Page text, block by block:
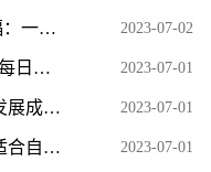
法布雷加斯退役，巴萨发文祝福：一位传奇告别，谢谢你️ 2023-07-02
热血街舞团陈伟霆_热血街舞团|每日头条 2023-07-01
2023年信托业年会召开 高质量发展成主题 资讯推荐 2023-07-01
肥皂拼多多选购指南,如何选择适合自己的肥皂规格 2023-07-01